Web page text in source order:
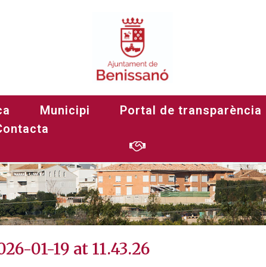
Municipi Portal de transparència
Image 2026-01-19 at
01-19 at 11.43.26